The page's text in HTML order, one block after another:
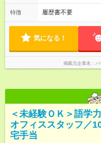
特徴 履歴書不要
気になる！
掲載元企業名 パ
＜未経験ＯＫ＞語学
オフィススタッフ／
宅手当